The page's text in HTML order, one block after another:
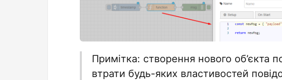
Примітка: створення нового об’єкта
втрати будь-яких властивостей